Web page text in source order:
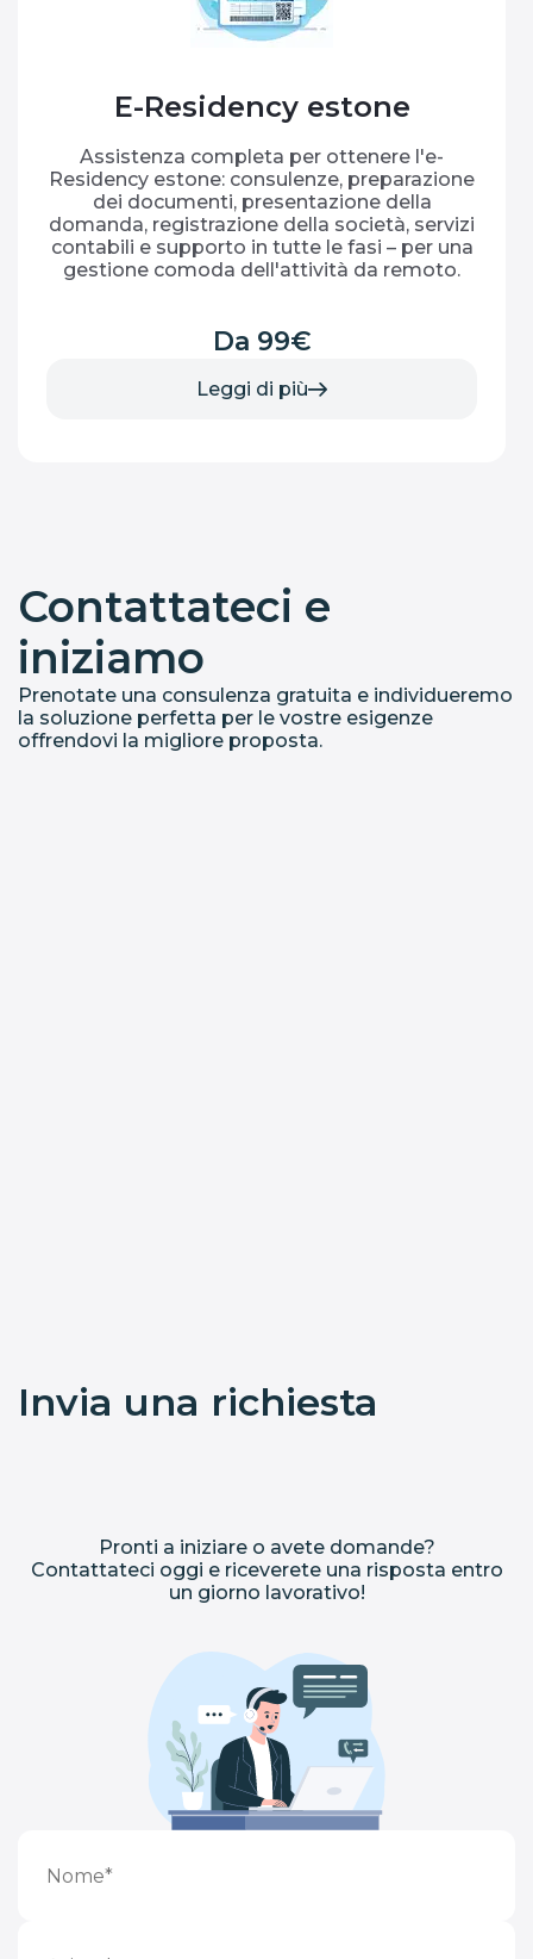
E-Residency estone
Assistenza completa per ottenere l'e-
Residency estone: consulenze, preparazione
dei documenti, presentazione della
domanda, registrazione della società, servizi
contabili e supporto in tutte le fasi – per una
gestione comoda dell'attività da remoto.
Da 99€
Leggi di più
Contattateci e
iniziamo
Prenotate una consulenza gratuita e individueremo
la soluzione perfetta per le vostre esigenze
offrendovi la migliore proposta.
Invia una richiesta
Pronti a iniziare o avete domande?
Contattateci oggi e riceverete una risposta entro
un giorno lavorativo!